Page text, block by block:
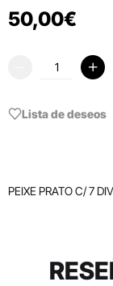
50,00€
Lista de deseos
PEIXE PRATO C/ 7